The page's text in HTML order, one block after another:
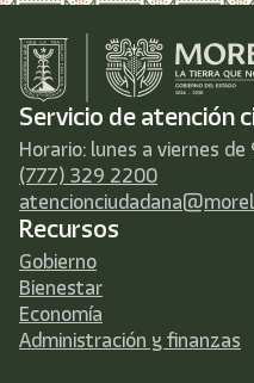
Servicio de atención
Horario: lunes a viernes
(777) 329 2200
Recursos
Gobierno
Bienestar
Economía
Administración y finanzas